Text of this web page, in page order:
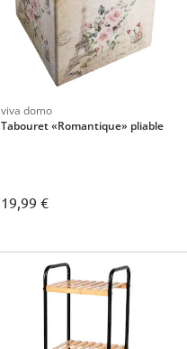
viva domo
Tabouret «Romantique» pliable
19,99 €